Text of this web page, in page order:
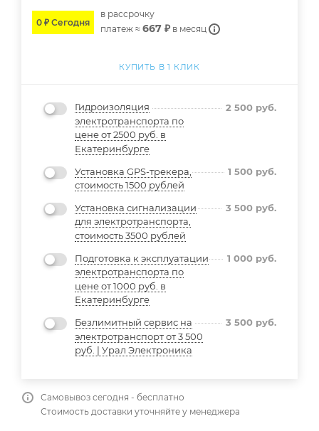
0 ₽ Сегодня
в расcрочку
платеж ≈ 667 ₽ в месяц
КУПИТЬ В 1 КЛИК
Гидроизоляция
электротранспорта по
цене от 2500 руб. в
Екатеринбурге
2 500 руб.
Установка GPS-трекера,
стоимость 1500 рублей
1 500 руб.
Установка сигнализации
для электротранспорта,
стоимость 3500 рублей
3 500 руб.
Подготовка к эксплуатации
электротранспорта по
цене от 1000 руб. в
Екатеринбурге
1 000 руб.
Безлимитный сервис на
электротранспорт от 3 500
руб. | Урал Электроника
3 500 руб.
Самовывоз сегодня - бесплатно
Стоимость доставки уточняйте у менеджера